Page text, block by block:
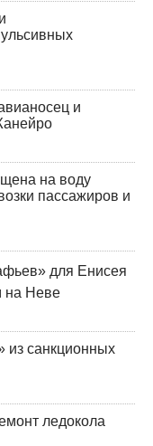
и
на воду
пассажиров и
для Енисея
на Неве
из санкционных
ледокола